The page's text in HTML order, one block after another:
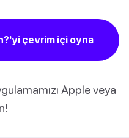
çevrim içi oyna
Apple veya